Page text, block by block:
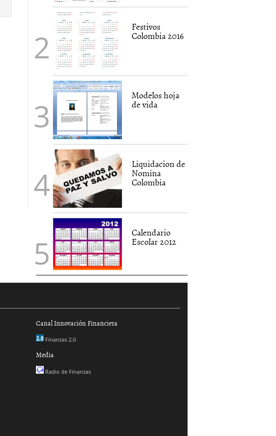
Festivos
Colombia 2016
Modelos hoja
de vida
Liquidacion de
Nomina
Colombia
Calendario
Escolar 2012
Canal Innovación Financiera
Finanzas 2.0
Media
Radio de Finanzas